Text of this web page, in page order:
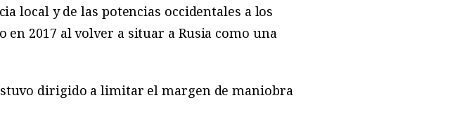
local y de las potencias occidentales a los
2017 al volver a situar a Rusia como una
dirigido a limitar el margen de maniobra